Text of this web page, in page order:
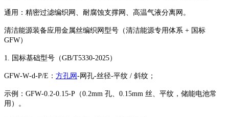
通用：精密过滤编织网、耐腐蚀支撑网、高温气液分离网。
清洁能源装备应用金属丝编织网型号（清洁能源专用体系 + 国标
GFW）
1. 国标基础型号（GB/T5330‑2025）
GFW‑W‑d‑P/E： 方孔网 ‑网孔‑丝径‑平纹 / 斜纹；
示例：GFW‑0.2‑0.15‑P（0.2mm 孔、0.15mm 丝、平纹，储能电池常
用）。